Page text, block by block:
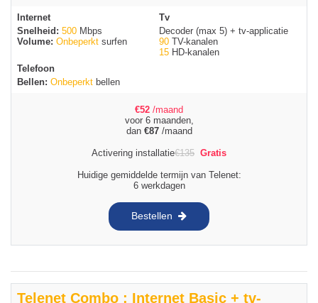
Internet
Snelheid: 500 Mbps
Volume: Onbeperkt surfen
Tv
Decoder (max 5) + tv-applicatie
90 TV-kanalen
15 HD-kanalen
Telefoon
Bellen: Onbeperkt bellen
€52 /maand
voor 6 maanden,
dan €87/maand
Activering installatie€135 Gratis
Huidige gemiddelde termijn van Telenet:
6 werkdagen
Bestellen
Telenet Combo : Internet Basic + tv-